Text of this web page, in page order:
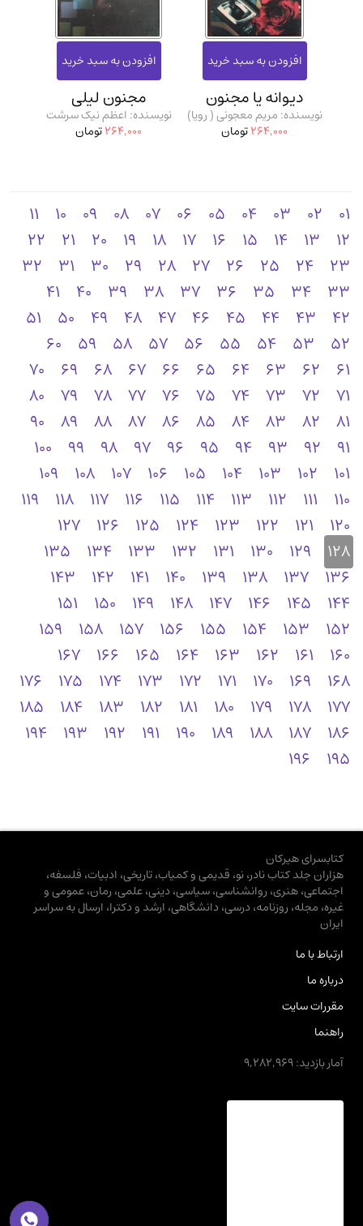
دیوانه یا مجنون
نویسنده: مریم معجونی ( رویا)
264,000تومان
مجنون لیلی
نویسنده: اعظم نیک سرشت
264,000تومان
01
02
03
04
05
06
07
08
09
10
11
12
13
14
15
16
17
18
19
20
21
22
23
24
25
26
27
28
29
30
31
32
33
34
35
36
37
38
39
40
41
42
43
44
45
46
47
48
49
50
51
52
53
54
55
56
57
58
59
60
61
62
63
64
65
66
67
68
69
70
71
72
73
74
75
76
77
78
79
80
81
82
83
84
85
86
87
88
89
90
91
92
93
94
95
96
97
98
99
100
101
102
103
104
105
106
107
108
109
110
111
112
113
114
115
116
117
118
119
120
121
122
123
124
125
126
127
128
129
130
131
132
133
134
135
136
137
138
139
140
141
142
143
144
145
146
147
148
149
150
151
152
153
154
155
156
157
158
159
160
161
162
163
164
165
166
167
168
169
170
171
172
173
174
175
176
177
178
179
180
181
182
183
184
185
186
187
188
189
190
191
192
193
194
195
196
کتابسرای هیرکان
هزاران جلد کتاب نادر، نو، قدیمی و کمیاب، تاریخی، ادبیات، فلسفه،
اجتماعی، هنری، روانشناسی، سیاسی، دینی، علمی، رمان، عمومی و
غیره، مجله، روزنامه، درسی، دانشگاهی، ارشد و دکترا، ارسال به سراسر
ایران
ارتباط با ما
درباره ما
مقررات سایت
راهنما
آمار بازدید: 9,282,969